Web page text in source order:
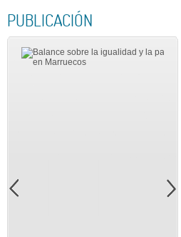
PUBLICACIÓN